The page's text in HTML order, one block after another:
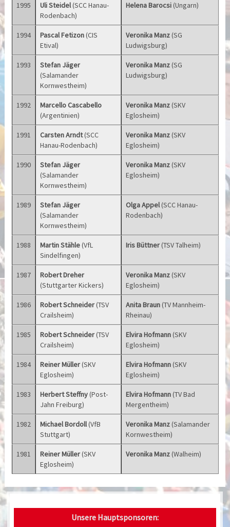
1995 Uli Steidel(SCC Hanau-
Rodenbach)
Helena Barocsi(Ungarn)
1994 Pascal Fetizon(CIS
Etival)
Veronika Manz(SG
Ludwigsburg)
1993
Stefan Jäger
(Salamander
Kornwestheim)
Veronika Manz(SG
Ludwigsburg)
1992
Marcello Cascabello
(Argentinien)
Veronika Manz(SKV
Eglosheim)
1991 Carsten Arndt(SCC
Hanau-Rodenbach)
Veronika Manz(SKV
Eglosheim)
1990
Stefan Jäger
(Salamander
Kornwestheim)
Veronika Manz(SKV
Eglosheim)
1989
Stefan Jäger
(Salamander
Kornwestheim)
Olga Appel(SCC Hanau-
Rodenbach)
1988 Martin Stähle(VfL
Sindelfingen)
Iris Büttner(TSV Talheim)
1987
Robert Dreher
(Stuttgarter Kickers)
Veronika Manz(SKV
Eglosheim)
1986 Robert Schneider(TSV
Crailsheim)
Anita Braun(TV Mannheim-
Rheinau)
1985 Robert Schneider(TSV
Crailsheim)
Elvira Hofmann(SKV
Eglosheim)
1984 Reiner Müller(SKV
Eglosheim)
Elvira Hofmann(SKV
Eglosheim)
1983 Herbert Steffny(Post-
Jahn Freiburg)
Elvira Hofmann(TV Bad
Mergentheim)
1982 Michael Bordoll(VfB
Stuttgart)
Veronika Manz(Salamander
Kornwestheim)
1981 Reiner Müller(SKV
Eglosheim)
Veronika Manz(Walheim)
Unsere Hauptsponsoren: